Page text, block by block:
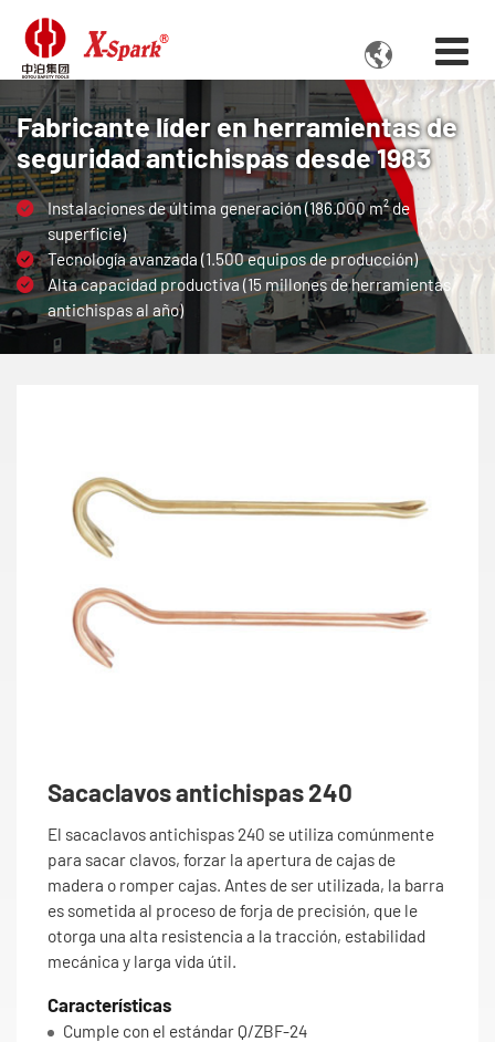

Fabricante líder en herramientas de
seguridad antichispas desde 1983
Instalaciones de última generación (186.000 m² de
superficie)
Tecnología avanzada (1.500 equipos de producción)
Alta capacidad productiva (15 millones de herramientas
antichispas al año)
Sacaclavos antichispas 240
El sacaclavos antichispas 240 se utiliza comúnmente
para sacar clavos, forzar la apertura de cajas de
madera o romper cajas. Antes de ser utilizada, la barra
es sometida al proceso de forja de precisión, que le
otorga una alta resistencia a la tracción, estabilidad
mecánica y larga vida útil.
Características
Cumple con el estándar Q/ZBF-24